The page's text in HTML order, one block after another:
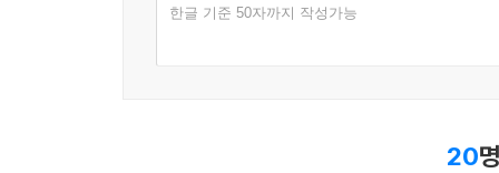
한글 기준 50자까지 작성가능
20